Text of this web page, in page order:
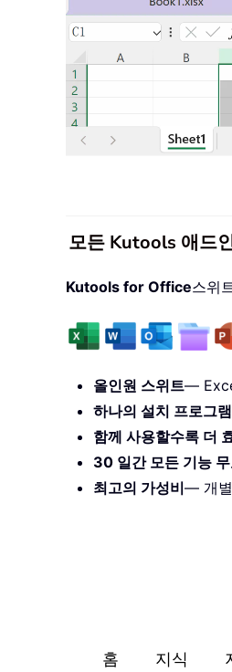
모든 Kutools 애드
Kutools for Office스위
올인원 스위트—
하나의 설치 프로그
함께 사용할수록 더
30 일간 모든 기능
최고의 가성비— 개별
홈 지식